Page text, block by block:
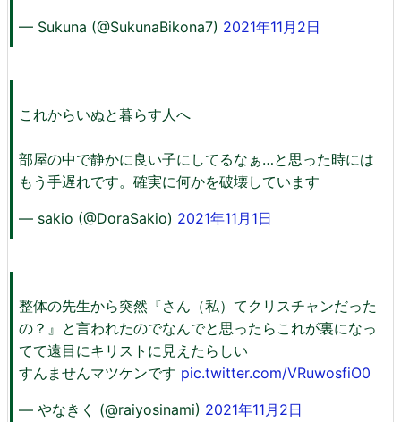
— Sukuna (@SukunaBikona7) 2021年11月2日
これからいぬと暮らす人へ
部屋の中で静かに良い子にしてるなぁ…と思った時には
もう手遅れです。確実に何かを破壊しています
— sakio (@DoraSakio) 2021年11月1日
整体の先生から突然『さん（私）てクリスチャンだった
の？』と言われたのでなんでと思ったらこれが裏になっ
てて遠目にキリストに見えたらしい
すんませんマツケンです pic.twitter.com/VRuwosfiO0
— やなきく (@raiyosinami) 2021年11月2日